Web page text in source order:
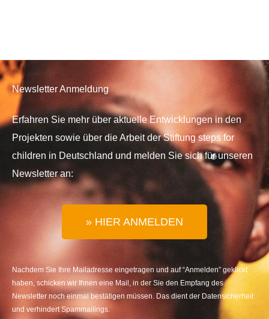
Newsletter Anmeldung
Erfahren Sie mehr über aktuelle Entwicklungen in den
Projekten sowie über die Arbeit der Stiftung steps for
children in Deutschland und melden Sie sich für unseren
Newsletter an:
» HIER ANMELDEN
Nachdem Sie Ihre Mailadresse eingetragen und auf “Anmelden” geklickt
haben, schicken wir Ihnen eine Mail, in der Sie den Empfang des
Newsletter noch einmal bestätigen müssen. Das dient der Datensicherheit
und verhindert Spammailings.